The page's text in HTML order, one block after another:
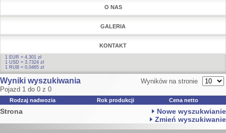
O NAS
GALERIA
KONTAKT
1 EUR = 4,301 zł
1 USD = 3,7324 zł
1 RUB = 0,0465 zł
Wyniki wyszukiwania
Pojazd 1 do 0 z 0
Wyników na stronie
Rodzaj nadwozia Rok produkcji Cena netto
Strona
Nowe wyszukwianie
Zmień wyszukiwanie